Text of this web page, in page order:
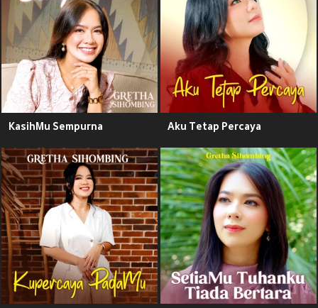
KasihMu Sempurna Aku Tetap Percaya